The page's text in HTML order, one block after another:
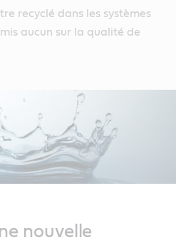
recyclé dans les systèmes
aucun sur la qualité de
nouvelle